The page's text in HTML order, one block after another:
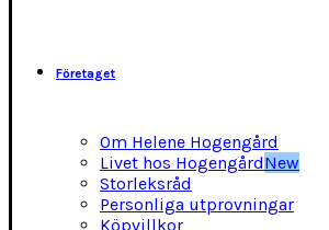
Företaget
Om Helene Hogengård
Livet hos HogengårdNew
Storleksråd
Personliga utprovningar
Köpvillkor